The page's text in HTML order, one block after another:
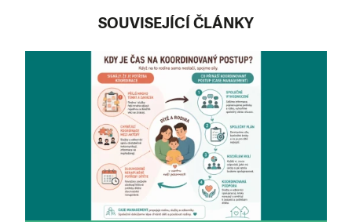
SOUVISEJÍCÍ ČLÁNKY